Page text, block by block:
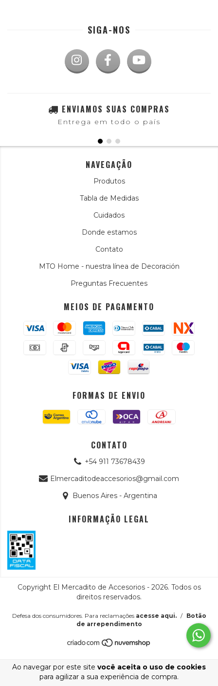
Ao navegar por este site você aceita o uso de cookies
para agilizar a sua experiência de compra.
SIGA-NOS
ENVIAMOS SUAS COMPRAS
Entrega em todo o país
NAVEGAÇÃO
Produtos
Tabla de Medidas
Cuidados
Donde estamos
Contato
MTO Home - nuestra línea de Decoración
Preguntas Frecuentes
MEIOS DE PAGAMENTO
FORMAS DE ENVIO
CONTATO
+54 911 73678439
Elmercaditodeaccesorios@gmail.com
Buenos Aires - Argentina
INFORMAÇÃO LEGAL
Copyright El Mercadito de Accesorios - 2026. Todos os
direitos reservados.
Defesa dos consumidores. Para reclamações acesse aqui. /
Botão
de arrependimento